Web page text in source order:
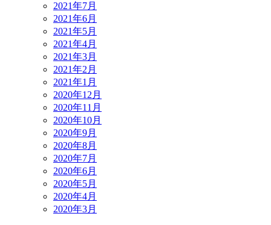
2021年7月
2021年6月
2021年5月
2021年4月
2021年3月
2021年2月
2021年1月
2020年12月
2020年11月
2020年10月
2020年9月
2020年8月
2020年7月
2020年6月
2020年5月
2020年4月
2020年3月